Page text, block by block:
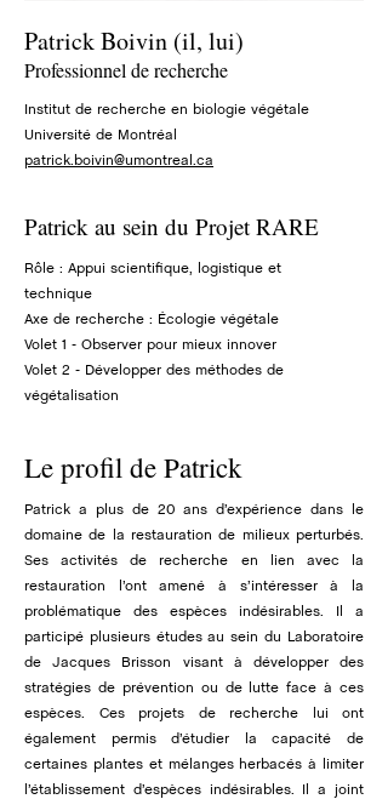
Patrick Boivin (il, lui)
Professionnel de recherche
Institut de recherche en biologie végétale
Université de Montréal
patrick.boivin@umontreal.ca
Patrick au sein du Projet RARE
Rôle : Appui scientifique, logistique et
technique
Axe de recherche : Écologie végétale
Volet 1 - Observer pour mieux innover
Volet 2 - Développer des méthodes de
végétalisation
Le profil de Patrick
Patrick a plus de 20 ans d’expérience dans le
domaine de la restauration de milieux perturbés.
Ses activités de recherche en lien avec la
restauration l’ont amené à s’intéresser à la
problématique des espèces indésirables. Il a
participé plusieurs études au sein du Laboratoire
de Jacques Brisson visant à développer des
stratégies de prévention ou de lutte face à ces
espèces. Ces projets de recherche lui ont
également permis d’étudier la capacité de
certaines plantes et mélanges herbacés à limiter
l’établissement d’espèces indésirables. Il a joint